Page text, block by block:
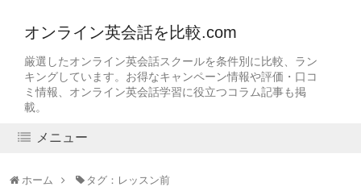
オンライン英会話を比較.com
厳選したオンライン英会話スクールを条件別に比較、ラン
キングしています。お得なキャンペーン情報や評価・口コ
ミ情報、オンライン英会話学習に役立つコラム記事も掲
載。
メニュー
ホーム タグ：レッスン前